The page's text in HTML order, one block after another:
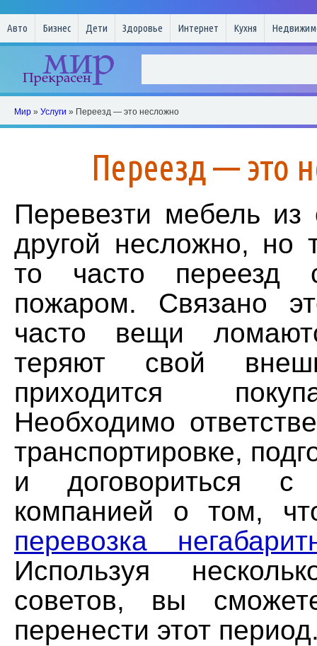
Авто Бизнес Дети Здоровье Интернет Кухня
Мир » Услуги » Переезд — это несложно
Переезд — это
Перевезти мебель
другой несложно, но
то часто переезд
пожаром. Связано
часто вещи
теряют свой
приходится
Необходимо
транспортировке,
и договориться с
компанией о том,
перевозка
Используя
советов, вы
перенести этот